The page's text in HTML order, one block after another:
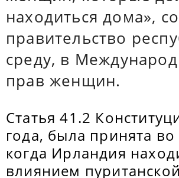
находиться дома»,
правительство
среду, в
прав женщин.
Статья 41.2
года, была принята
когда Ирландия
влиянием